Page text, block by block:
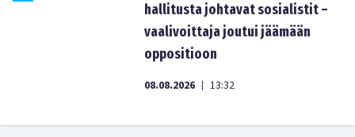
hallitusta johtavat sosialistit –
vaalivoittaja joutui jäämään
oppositioon
08.08.2026 | 13:32